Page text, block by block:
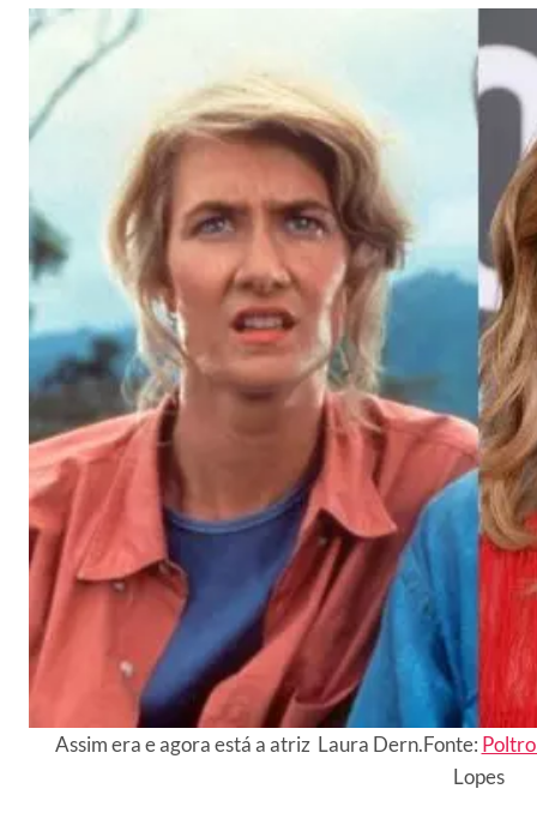
Assim era e agora está a atriz Laura Dern.Fonte:
Lopes